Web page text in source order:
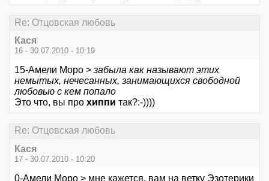
Re: Отцовская любовь
Кася
16 - 30.07.2010 - 10:19
15-Амели Моро > забыла как называют этих
немытых, нечесанных, занимающихся свободной
любовью с кем попало
Это что, вы про хиппи так?:-))))
Re: Отцовская любовь
Кася
17 - 30.07.2010 - 10:20
0-Амели Моро > мне кажется, вам на ветку Эзотерики